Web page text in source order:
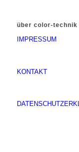
über color-technik
IMPRESSUM
KONTAKT